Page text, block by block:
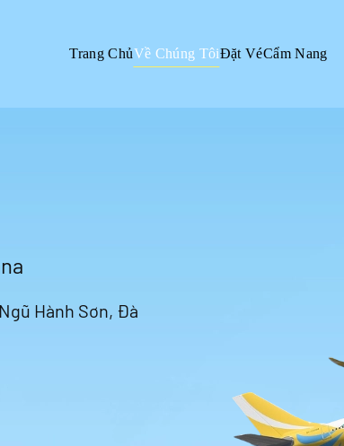
Trang ChủVề Chúng TôiĐặt VéCẩm Nang
Hành Sơn, Đà